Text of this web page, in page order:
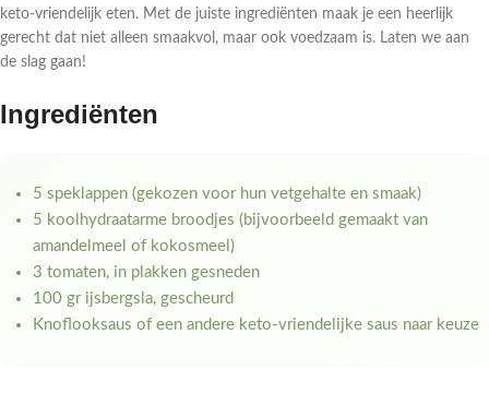
keto-vriendelijk eten. Met de juiste ingrediënten maak je een heerlijk
gerecht dat niet alleen smaakvol, maar ook voedzaam is. Laten we aan
de slag gaan!
Ingrediënten
5 speklappen (gekozen voor hun vetgehalte en smaak)
5 koolhydraatarme broodjes (bijvoorbeeld gemaakt van
amandelmeel of kokosmeel)
3 tomaten, in plakken gesneden
100 gr ijsbergsla, gescheurd
Knoflooksaus of een andere keto-vriendelijke saus naar keuze